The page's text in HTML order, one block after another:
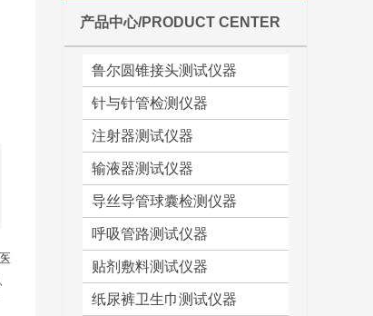
产品中心/PRODUCT CENTER
鲁尔圆锥接头测试仪器
针与针管检测仪器
注射器测试仪器
输液器测试仪器
导丝导管球囊检测仪器
呼吸管路测试仪器
贴剂敷料测试仪器
纸尿裤卫生巾测试仪器